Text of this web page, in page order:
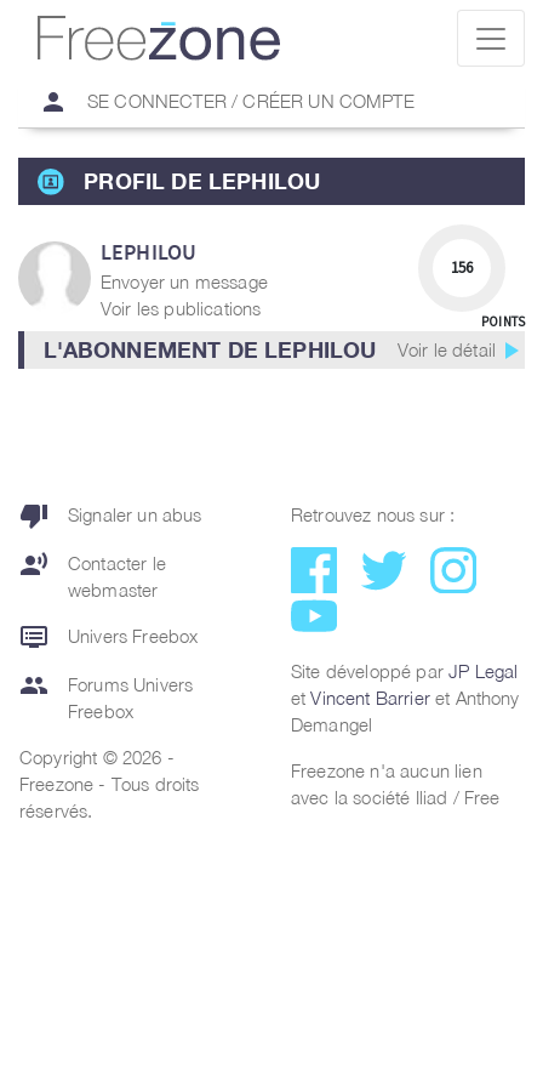
person SE CONNECTER / CRÉER UN COMPTE
PROFIL DE LEPHILOU
LEPHILOU
Envoyer un message
Voir les publications
156
POINTS
L'ABONNEMENT DE LEPHILOU Voir le détail play_arrow
thumb_down Signaler un abus
record_voice_over
Contacter le
webmaster
dvr Univers Freebox
group
Forums Univers
Freebox
Copyright © 2026 -
Freezone - Tous droits
réservés.
Retrouvez nous sur :
Site développé parJP Legal
etVincent Barrieret Anthony
Demangel
Freezone n'a aucun lien
avec la société Iliad / Free